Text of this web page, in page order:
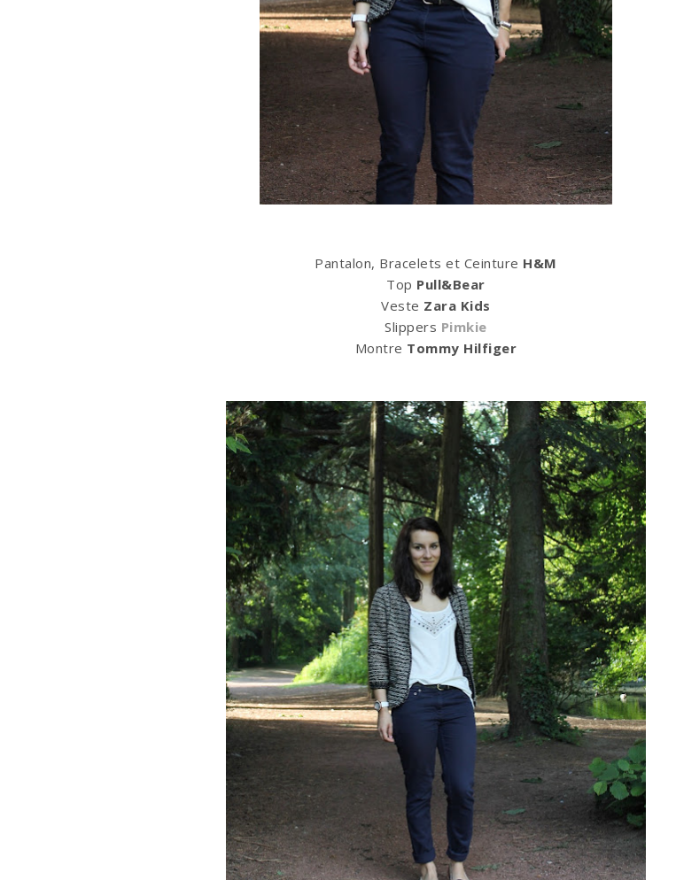
Pantalon, Bracelets et Ceinture H&M
Top Pull&Bear
Veste Zara Kids
Slippers Pimkie
Montre Tommy Hilfiger